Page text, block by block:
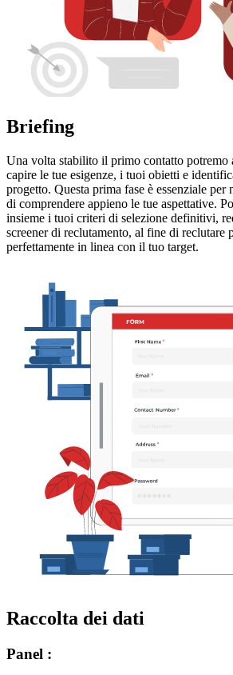
Briefing
Una volta stabilito il primo contatto potremo
capire le tue esigenze, i tuoi obietti e
progetto. Questa prima fase è essenziale per
di comprendere appieno le tue aspettative.
insieme i tuoi criteri di selezione definitivi,
screener di reclutamento, al fine di reclutare
perfettamente in linea con il tuo target.
Raccolta dei dati
Panel :